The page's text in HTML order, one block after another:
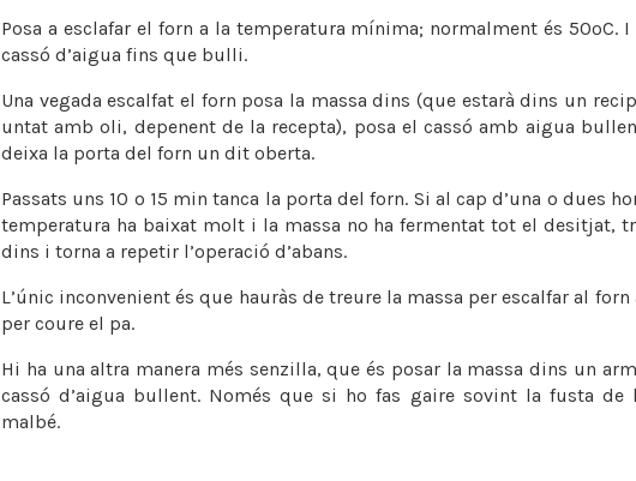
Posa a esclafar el forn a la temperatura mínima; normalment és 50ºC.
cassó d’aigua fins que bulli.
Una vegada escalfat el forn posa la massa dins (que estarà dins un
untat amb oli, depenent de la recepta), posa el cassó amb aigua
deixa la porta del forn un dit oberta.
Passats uns 10 o 15 min tanca la porta del forn. Si al cap d’una o dues
temperatura ha baixat molt i la massa no ha fermentat tot el desitjat,
dins i torna a repetir l’operació d’abans.
L’únic inconvenient és que hauràs de treure la massa per escalfar al
per coure el pa.
Hi ha una altra manera més senzilla, que és posar la massa dins un
cassó d’aigua bullent. Només que si ho fas gaire sovint la fusta de
malbé.